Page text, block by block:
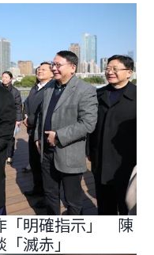
「明確指示」 陳
滅赤」